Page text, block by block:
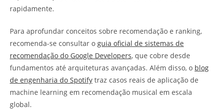
rapidamente.
Para aprofundar conceitos sobre recomendação e ranking,
recomenda-se consultar o guia oficial de sistemas de
recomendação do Google Developers, que cobre desde
fundamentos até arquiteturas avançadas. Além disso, o blog
de engenharia do Spotify traz casos reais de aplicação de
machine learning em recomendação musical em escala
global.